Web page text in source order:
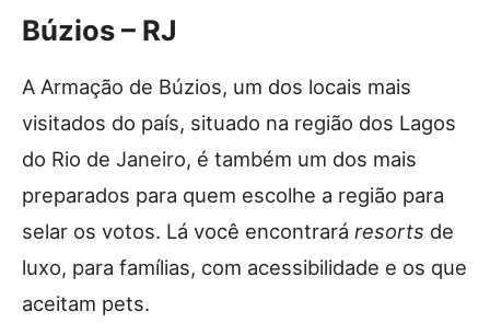
Búzios – RJ
A Armação de Búzios, um dos locais mais
visitados do país, situado na região dos Lagos
do Rio de Janeiro, é também um dos mais
preparados para quem escolhe a região para
selar os votos. Lá você encontrará resorts de
luxo, para famílias, com acessibilidade e os que
aceitam pets.